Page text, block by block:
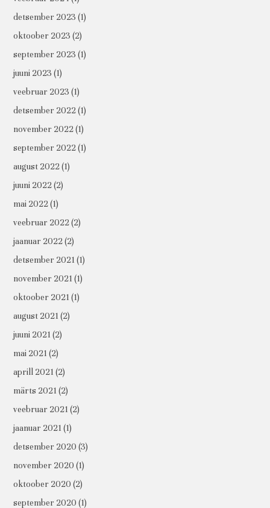
detsember 2023 (1)
oktoober 2023 (2)
september 2023 (1)
juuni 2023 (1)
veebruar 2023 (1)
detsember 2022(1)
november 2022(1)
september 2022(1)
august 2022(1)
juuni 2022(2)
mai 2022(1)
veebruar 2022(2)
jaanuar 2022(2)
detsember 2021(1)
november 2021(1)
oktoober 2021(1)
august 2021(2)
juuni 2021(2)
mai 2021(2)
aprill 2021(2)
märts 2021(2)
veebruar 2021(2)
jaanuar 2021(1)
detsember 2020 (3)
november 2020 (1)
oktoober 2020 (2)
september 2020 (1)